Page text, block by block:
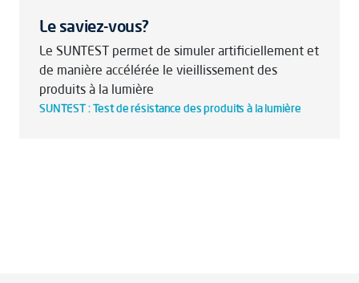
Le saviez-vous?
Le SUNTEST permet de simuler artificiellement et
de manière accélérée le vieillissement des
produits à la lumière
SUNTEST : Test de résistance des produits à la lumière